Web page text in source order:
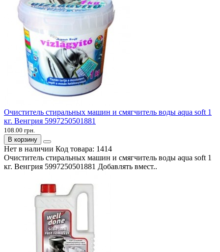
Очиститель стиральных машин и смягчитель воды aqua soft 1
кг. Венгрия 5997250501881
108.00 грн.
В корзину
Нет в наличии Код товара: 1414
Очиститель стиральных машин и смягчитель воды aqua soft 1
кг. Венгрия 5997250501881 Добавлять вмест..